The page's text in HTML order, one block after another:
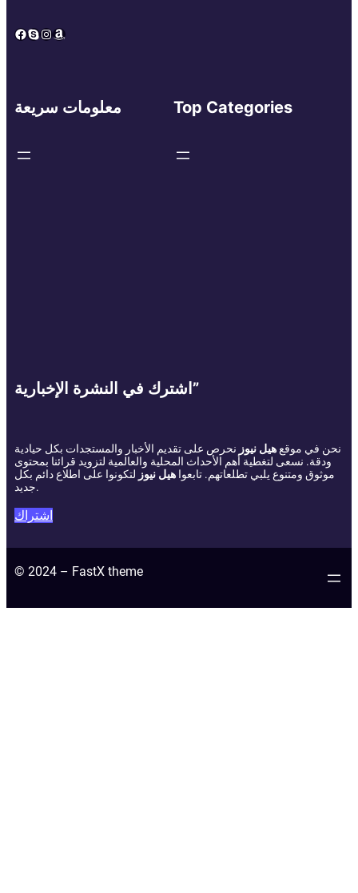
Facebook
Skype
Instagram
Amazon
معلومات سريعة Top Categories
اشترك في النشرة الإخبارية”
نحن في موقعهيل نيوز نحرص على تقديم الأخبار والمستجدات بكل حيادية
ودقة. نسعى لتغطية أهم الأحداث المحلية والعالمية لتزويد قرائنا بمحتوى
موثوق ومتنوع يلبي تطلعاتهم. تابعوا هيل نيوز لتكونوا على اطلاع دائم بكل
جديد.
اشتراك
© 2024 – FastX theme